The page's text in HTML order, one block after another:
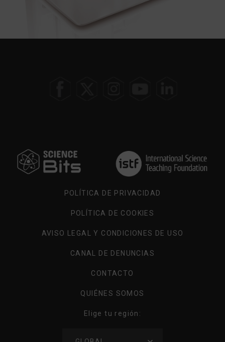
POLÍTICA DE PRIVACIDAD
POLÍTICA DE COOKIES
AVISO LEGAL Y CONDICIONES DE USO
CANAL DE DENUNCIAS
CONTACTO
QUIÉNES SOMOS
Elige tu región:
ELIGE
REGIÓN